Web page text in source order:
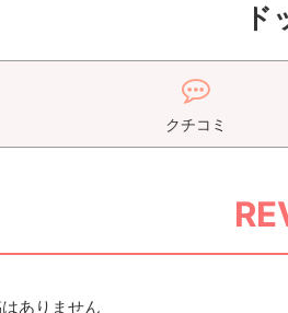
クチコミ
ありません